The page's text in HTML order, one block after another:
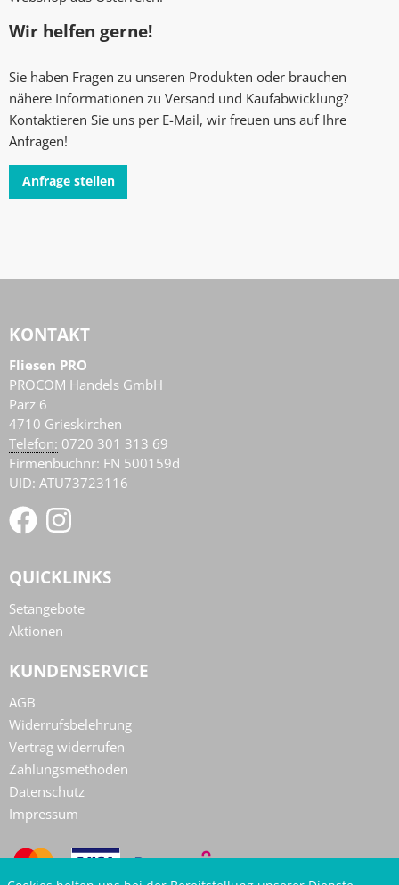
Wir helfen gerne!
Sie haben Fragen zu unseren Produkten oder brauchen
nähere Informationen zu Versand und Kaufabwicklung?
Kontaktieren Sie uns per E-Mail, wir freuen uns auf Ihre
Anfragen!
Anfrage stellen
KONTAKT
Fliesen PRO
PROCOM Handels GmbH
Parz 6
4710 Grieskirchen
AT
Telefon: 0720 301 313 69
Firmenbuchnr: FN 500159d
UID: ATU73723116
QUICKLINKS
Setangebote
Aktionen
KUNDENSERVICE
AGB
Widerrufsbelehrung
Vertrag widerrufen
Zahlungsmethoden
Datenschutz
Impressum